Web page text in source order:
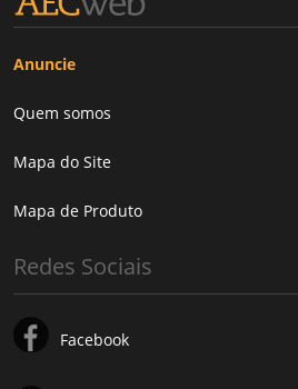
Anuncie
Quem somos
Mapa do Site
Mapa de Produto
Redes Sociais
Facebook